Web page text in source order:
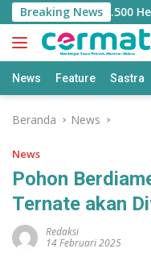
Langsung
ke
konten
Breaking News
Jatah 7.500
News Feature Sastra
Beranda News
News
Pohon
Ternate akan
Redaksi
14 Februari 2025